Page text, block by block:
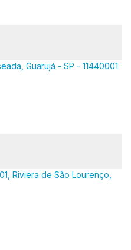
Guarujá - SP - 11440001
Riviera de São Lourenço,